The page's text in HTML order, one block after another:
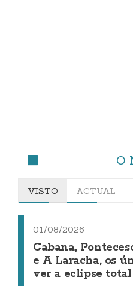
O
VISTO ACTUAL
01/08/2026
Cabana,
e A Laracha, os
ver a eclipse